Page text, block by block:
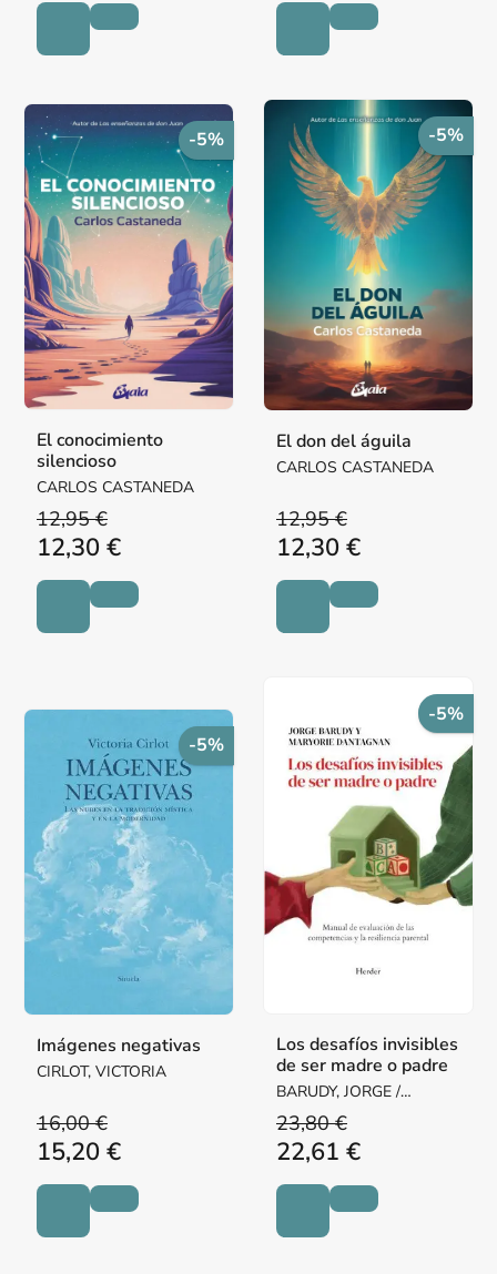
-5%
El conocimiento
silencioso
CARLOS CASTANEDA
12,95 €
12,30 €
-5%
El don del águila
CARLOS CASTANEDA
12,95 €
12,30 €
-5%
Imágenes negativas
CIRLOT, VICTORIA
16,00 €
15,20 €
-5%
Los desafíos invisibles
de ser madre o padre
BARUDY, JORGE /
DANTAGNAN, MARYORIE
23,80 €
22,61 €